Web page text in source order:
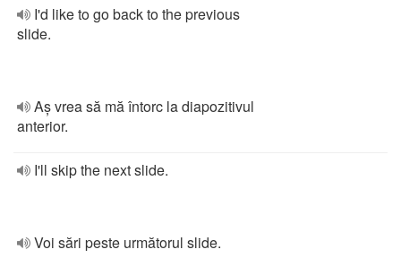
I'd like to go back to the previous
slide.
Aș vrea să mă întorc la diapozitivul
anterior.
I'll skip the next slide.
Voi sări peste următorul slide.